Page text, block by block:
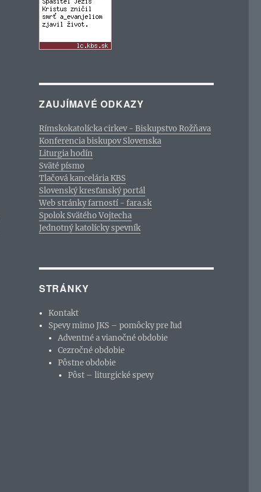
ZAUJÍMAVÉ ODKAZY
Rímskokatolícka cirkev - Biskupstvo Rožňava
Konferencia biskupov Slovenska
Liturgia hodín
Sväté písmo
Tlačová kancelária KBS
Slovenský kresťanský portál
Web stránky farností - fara.sk
Spolok Svätého Vojtecha
Jednotný katolícky spevník
STRÁNKY
Kontakt
Spevy mimo JKS – pomôcky pre ľud
Adventné a vianočné obdobie
Cezročné obdobie
Pôstne obdobie
Pôst – liturgické spevy